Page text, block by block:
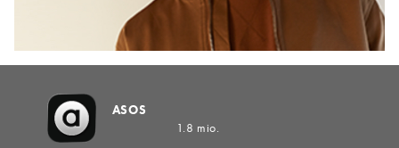
ASOS
1.8 mio.